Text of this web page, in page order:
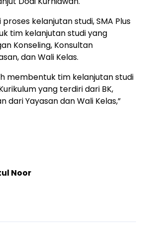
kelanjutan studi, SMA Plus
tim kelanjutan studi yang
Konseling, Konsultan
dan Wali Kelas.
membentuk tim kelanjutan studi
yang terdiri dari BK,
dari Yayasan dan Wali Kelas,”
Noor